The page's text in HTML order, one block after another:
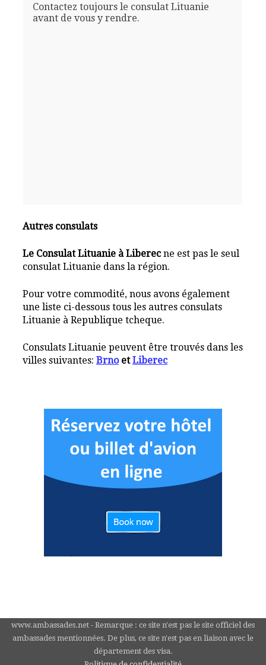
Contactez toujours le consulat Lituanie
avant de vous y rendre.
Autres consulats
Le Consulat Lituanie à Liberecne est pas le seul
consulat Lituanie dans la région.
Pour votre commodité, nous avons également
une liste ci-dessous tous les autres consulats
Lituanie à Republique tcheque.
Consulats Lituanie peuvent être trouvés dans les
villes suivantes:BrnoetLiberec
www.ambassades.net - Remarque : ce site n'est pas le site officiel des
ambassades mentionnées. De plus, ce site n'est pas en liaison avec le
département des visa.